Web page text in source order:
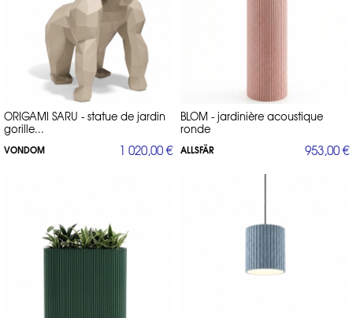
ORIGAMI SARU - statue de jardin
gorille...
VONDOM 1 020,00 €
BLOM - jardinière acoustique
ronde
ALLSFÄR 953,00 €